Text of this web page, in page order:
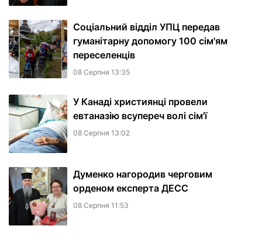
Соціальний відділ УПЦ передав
гуманітарну допомогу 100 сім'ям
переселенців
08 Серпня 13:35
У Канаді християнці провели
евтаназію всупереч волі сім'ї
08 Серпня 13:02
Думенко нагородив черговим
орденом експерта ДЕСС
08 Серпня 11:53